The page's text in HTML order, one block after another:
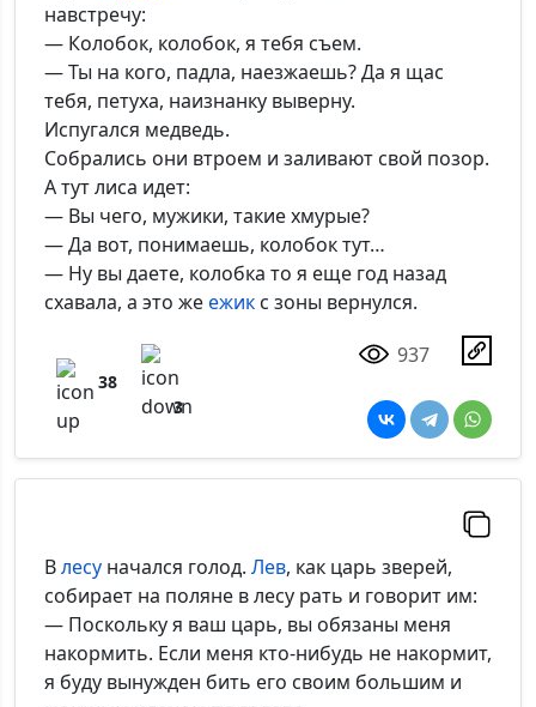
навстречу:
— Колобок, колобок, я тебя съем.
— Ты на кого, падла, наезжаешь? Да я щас
тебя, петуха, наизнанку выверну.
Испугался медведь.
Собрались они втроем и заливают свой позор.
А тут лиса идет:
— Вы чего, мужики, такие хмурые?
— Да вот, понимаешь, колобок тут…
— Ну вы даете, колобка то я еще год назад
схавала, а это жеежик с зоны вернулся.
38
3
937
Влесу начался голод. Лев, как царь зверей,
собирает на поляне в лесу рать и говорит им:
— Поскольку я ваш царь, вы обязаны меня
накормить. Если меня кто-нибудь не накормит,
я буду вынужден бить его своим большим и